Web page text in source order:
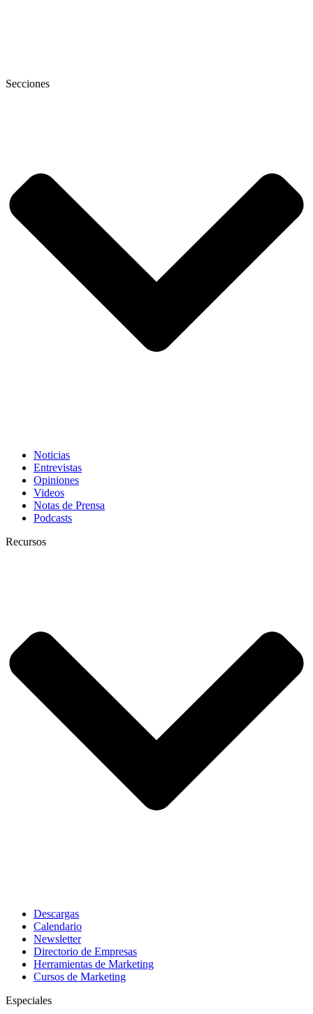
Secciones
Noticias
Entrevistas
Opiniones
Videos
Notas de Prensa
Podcasts
Recursos
Descargas
Calendario
Newsletter
Directorio de Empresas
Herramientas de Marketing
Cursos de Marketing
Especiales